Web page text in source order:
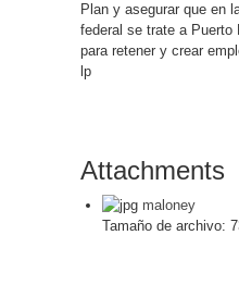
Plan y asegurar que en
federal se trate a Puerto
para retener y crear
lp
Attachments
maloney
Tamaño de archivo: